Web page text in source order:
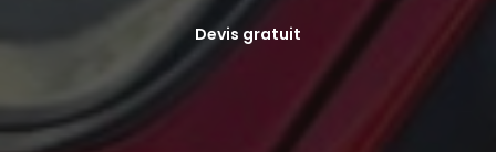
Devis gratuit